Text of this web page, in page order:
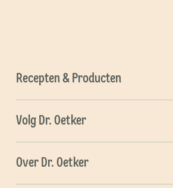
Recepten & Producten
Volg Dr. Oetker
Over Dr. Oetker